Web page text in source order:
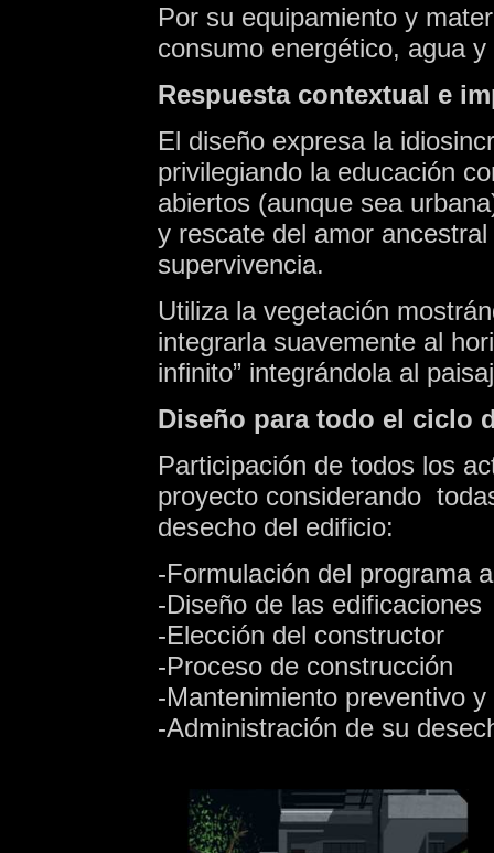
Por su equipamiento y
consumo energético, agua
Respuesta contextual e
El diseño expresa la
privilegiando la educación
abiertos (aunque sea
y rescate del amor
supervivencia.
Utiliza la vegetación
integrarla suavemente al
infinito” integrándola al
Diseño para todo el ciclo
Participación de todos los
proyecto considerando
desecho del edificio:
-Formulación del programa
-Diseño de las edificaciones
-Elección del constructor
-Proceso de construcción
-Mantenimiento preventivo
-Administración de su